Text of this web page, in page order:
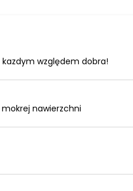
względem dobra!
nawierzchni